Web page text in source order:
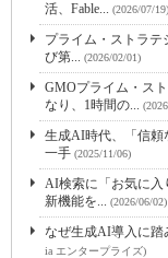
活、Fable... (2026/07/19)
プライム・ストラ
び第... (2026/02/01)
GMOプライム・ス
なり、1時間の...
生成AI時代、「信
一手 (2025/11/06)
AI検索に「お気に
新機能を... (2026/06/02)
なぜ生成AI導入に
ia エンタープライズ)